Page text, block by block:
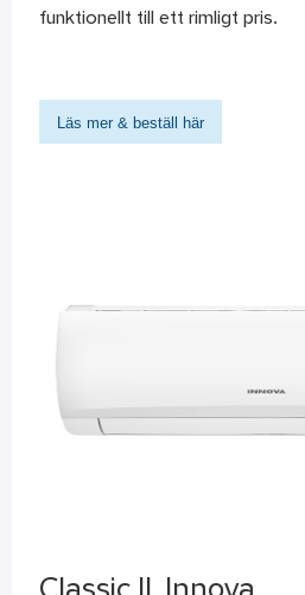
funktionellt till ett rimligt pris.
Läs mer & beställ här